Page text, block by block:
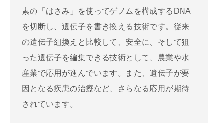
素の「はさみ」を使ってゲノムを構成するDNA
を切断し、遺伝子を書き換える技術です。従来
の遺伝子組換えと比較して、安全に、そして狙
った遺伝子を編集できる技術として、農業や水
産業で応用が進んでいます。また、遺伝子が要
因となる疾患の治療など、さらなる応用が期待
されています。